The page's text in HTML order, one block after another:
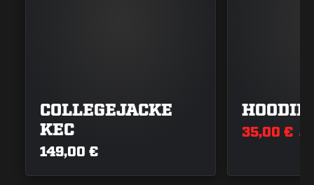
COLLEGEJACKE
KEC
149,00 €
HOODIE
35,00 €